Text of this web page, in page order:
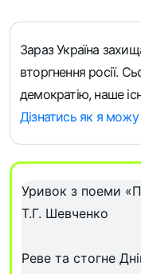
Зараз Україна
вторгнення росії.
демократію, наше
Дізнатись як я